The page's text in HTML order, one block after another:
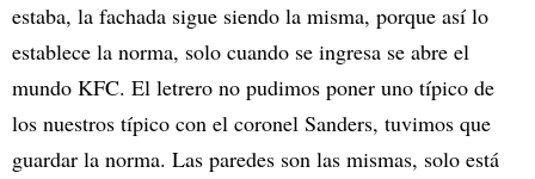
estaba, la fachada sigue siendo la misma, porque así lo
establece la norma, solo cuando se ingresa se abre el
mundo KFC. El letrero no pudimos poner uno típico de
los nuestros típico con el coronel Sanders, tuvimos que
guardar la norma. Las paredes son las mismas, solo está